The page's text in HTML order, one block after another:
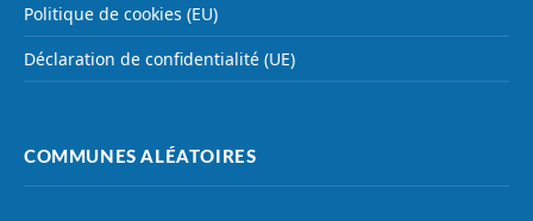
Politique de cookies (EU)
Déclaration de confidentialité (UE)
COMMUNES ALÉATOIRES